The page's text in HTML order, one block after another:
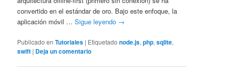
convertido en el estándar de oro. Bajo este enfoque, la
aplicación móvil …Sigue leyendo →
Publicado en Tutoriales | Etiquetado node.js,php,sqlite,
swift | Deja un comentario